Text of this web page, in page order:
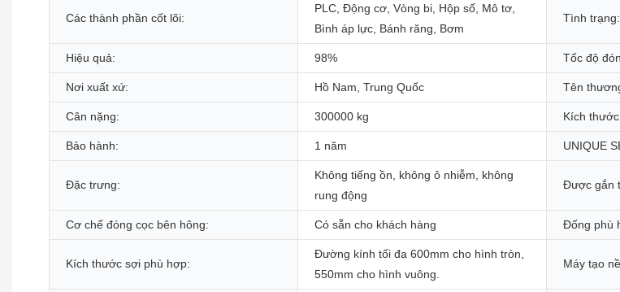
Các thành phần cốt lõi:
PLC, Động cơ, Vòng bi, Hộp số, Mô tơ,
Bình áp lực, Bánh răng, Bơm
Tình trạng:
Hiệu quả: 98% Tốc độ
Nơi xuất xứ: Hồ Nam, Trung Quốc Tên
Cân nặng: 300000 kg Kích
Bảo hành: 1 năm UNIQUE
Đặc trưng:
Không tiếng ồn, không ô nhiễm, không
rung động
Được gắn
Cơ chế đóng cọc bên hông: Có sẵn cho khách hàng Đống phù
Kích thước sợi phù hợp:
Đường kính tối đa 600mm cho hình tròn,
550mm cho hình vuông.
Máy tạo